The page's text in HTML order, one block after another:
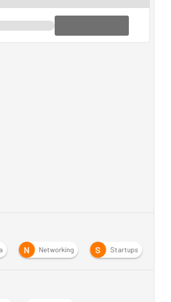
N Networking S Startups